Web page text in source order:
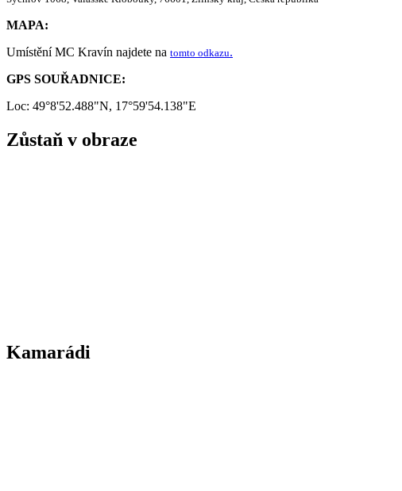
MAPA:
Umístění MC Kravín najdete na tomto odkazu.
GPS SOUŘADNICE:
Loc: 49°8'52.488"N, 17°59'54.138"E
Zůstaň v obraze
Kamarádi